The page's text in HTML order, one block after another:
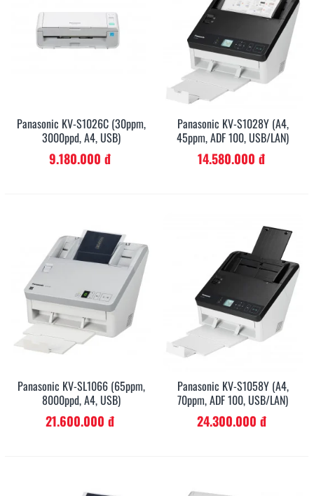
Panasonic KV-S1026C (30ppm,
3000ppd, A4, USB)
9.180.000 đ
Panasonic KV-S1028Y (A4,
45ppm, ADF 100, USB/LAN)
14.580.000 đ
Panasonic KV-SL1066 (65ppm,
8000ppd, A4, USB)
21.600.000 đ
Panasonic KV-S1058Y (A4,
70ppm, ADF 100, USB/LAN)
24.300.000 đ